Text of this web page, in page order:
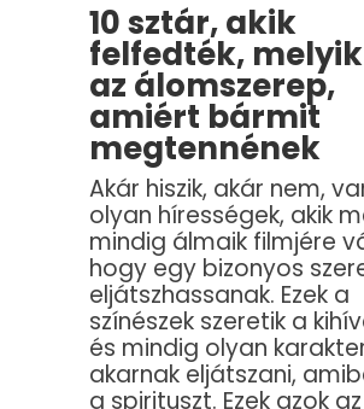
10 sztár, akik
felfedték,
az álomszerep,
amiért bármit
megtennének
Akár hiszik, akár nem,
olyan hírességek, akik
mindig álmaik filmjére
hogy egy bizonyos
eljátszhassanak. Ezek a
színészek szeretik a
és mindig olyan
akarnak eljátszani,
a spirituszt. Ezek azok az